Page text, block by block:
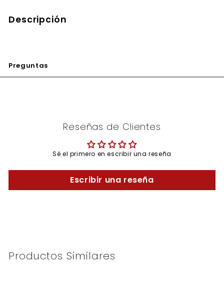
Descripción
Preguntas
Reseñas de Clientes
Sé el primero en escribir una reseña
Escribir una reseña
Productos Similares